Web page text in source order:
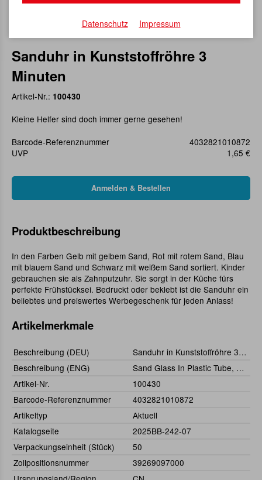
Sanduhr in Kunststoffröhre 3
Minuten
Artikel-Nr.: 100430
Kleine Helfer sind doch immer gerne gesehen!
Barcode-Referenznummer
4032821010872
UVP
1,65 €
Produktbeschreibung
In den Farben Gelb mit gelbem Sand, Rot mit rotem Sand, Blau
mit blauem Sand und Schwarz mit weißem Sand sortiert. Kinder
gebrauchen sie als Zahnputzuhr. Sie sorgt in der Küche fürs
perfekte Frühstücksei. Bedruckt oder beklebt ist die Sanduhr ein
beliebtes und preiswertes Werbegeschenk für jeden Anlass!
Artikelmerkmale
Beschreibung (DEU)
Sanduhr in Kunststoffröhre 3 Minuten
Beschreibung (ENG)
Sand Glass In Plastic Tube, 3 minutes
Artikel-Nr.
100430
Barcode-Referenznummer
4032821010872
Artikeltyp
Aktuell
Katalogseite
2025BB-242-07
Verpackungseinheit (Stück)
50
Zollpositionsnummer
39269097000
Datenschutz Impressum